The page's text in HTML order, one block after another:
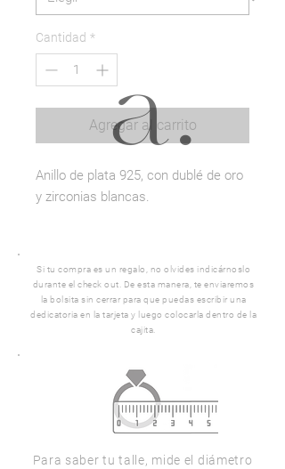
Cantidad *
Agregar al carrito
Anillo de plata 925, con dublé de oro
y zirconias blancas.
Si tu compra es un regalo, no olvides indicárnoslo
durante el check out. De esta manera, te enviaremos
la bolsita sin cerrar para que puedas escribir una
dedicatoria en la tarjeta y luego colocarla dentro de la
cajita.
Para saber tu talle, mide el diámetro